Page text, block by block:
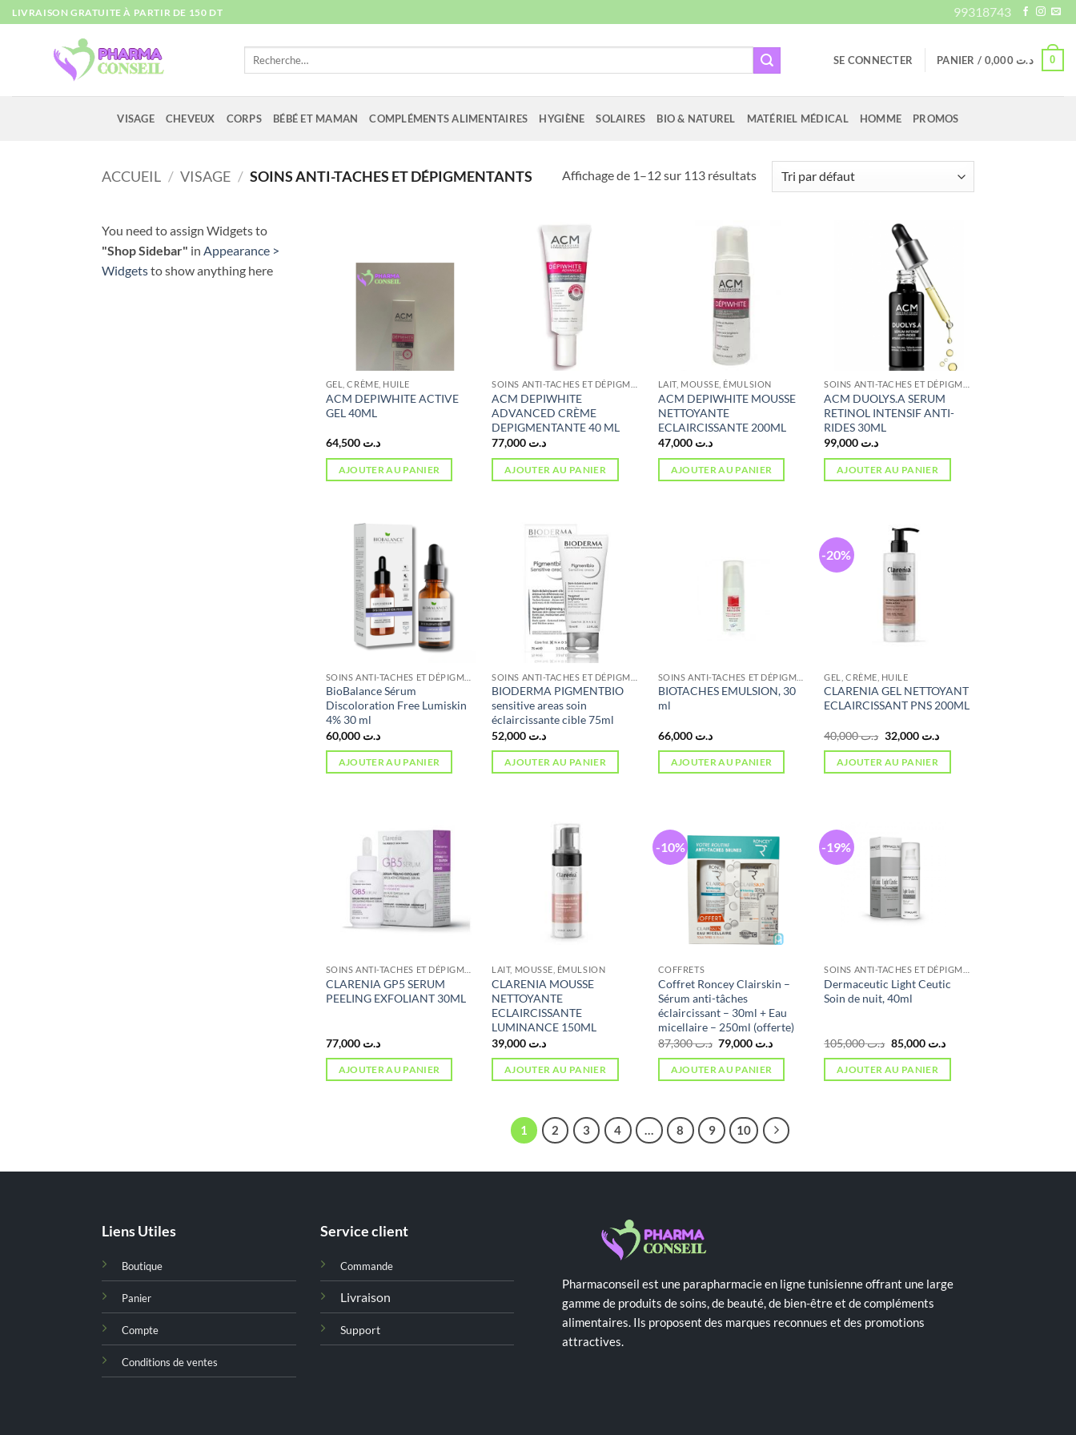
Passer
au
LIVRAISON GRATUITE À PARTIR DE 150 DT 99318743
Recherche
SE CONNECTER PANIER / د.ت 0,000 0
VISAGE CHEVEUX CORPS BÉBÉ ET MAMAN COMPLÉMENTS ALIMENTAIRES HYGIÈNE SOLAIRES BIO & NATUREL MATÉRIEL MÉDICAL HOMME PROMOS
ACCUEIL / VISAGE / SOINS ANTI-TACHES ET DÉPIGMENTANTS Affichage de 1–12 sur 113 résultats
You need to assign Widgets to
"Shop Sidebar" in Appearance >
Widgetsto show anything here
GEL, CRÈME, HUILE
ACM DEPIWHITE ACTIVE
GEL 40ML
د.ت 64,500
AJOUTER AU PANIER
ACM DEPIWHITE
ADVANCED CRÈME
DEPIGMENTANTE 40 ML
د.ت
AJOUTER AU PANIER
LAIT, MOUSSE, ÉMULSION
ACM DEPIWHITE MOUSSE
NETTOYANTE
ECLAIRCISSANTE 200ML
د.ت 47,000
AJOUTER AU PANIER
ACM DUOLYS.A SERUM
RETINOL INTENSIF ANTI-
RIDES 30ML
د.ت
AJOUTER AU PANIER
BioBalance Sérum
Discoloration Free Lumiskin
4% 30 ml
د.ت 60,000
AJOUTER AU PANIER
BIODERMA PIGMENTBIO
sensitive areas soin
éclaircissante cible 75ml
د.ت
AJOUTER AU PANIER
BIOTACHES EMULSION, 30
ml
د.ت 66,000
AJOUTER AU PANIER
-20%
GEL, CRÈME, HUILE
CLARENIA GEL NETTOYANT
ECLAIRCISSANT PNS 200ML
د.ت40,000
Le
prix
initial
était :
د.ت 32,000
Le
est :
AJOUTER AU PANIER
CLARENIA GP5 SERUM
PEELING EXFOLIANT 30ML
د.ت 77,000
AJOUTER AU PANIER
LAIT, MOUSSE, ÉMULSION
CLARENIA MOUSSE
NETTOYANTE
ECLAIRCISSANTE
LUMINANCE 150ML
د.ت
AJOUTER AU PANIER
-10%
COFFRETS
Coffret Roncey Clairskin –
Sérum anti-tâches
éclaircissant – 30ml + Eau
micellaire – 250ml (offerte)
د.ت87,300
Le
prix
initial
était :
د.تLe
AJOUTER AU PANIER
-19%
Dermaceutic Light Ceutic
Soin de nuit, 40ml
د.ت105,000
Le
prix
initial
était :
د.ت 85,000
Le
AJOUTER AU PANIER
1 2 3 4 … 8 9 10
Liens Utiles
Boutique
Panier
Compte
Conditions de ventes
Service client
Commande
Livraison
Support
Pharmaconseil est une parapharmacie en ligne tunisienne offrant une large
gamme de produits de soins, de beauté, de bien-être et de compléments
alimentaires. Ils proposent des marques reconnues et des promotions
attractives.